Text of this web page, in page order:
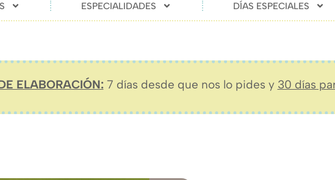
ESPECIALIDADES DÍAS ESPECIALES
ELABORACIÓN:7 días desde que nos lo pides y 30 días